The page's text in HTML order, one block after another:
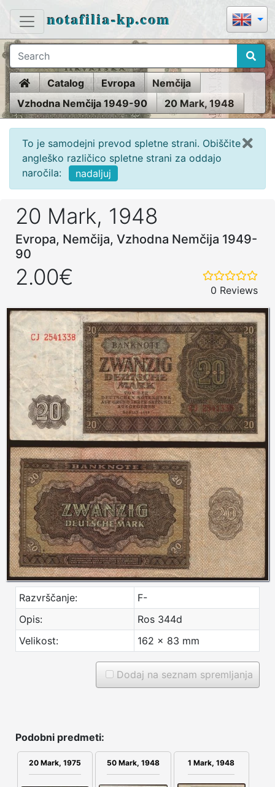
notafilia-kp.com
HomeCatalog Evropa
Nemčija
Vzhodna Nemčija 1949-90
20 Mark, 1948
To je samodejni prevod spletne strani. Obiščite
angleško različico spletne strani za oddajo
naročila:
nadaljuj
20 Mark, 1948
Evropa, Nemčija, Vzhodna Nemčija 1949-
90
2.00€
0 Reviews
Razvrščanje:
F-
Opis:
Ros 344d
Velikost:
162 x 83 mm
Dodaj na seznam spremljanja
Podobni predmeti:
20 Mark, 1975 50 Mark, 1948 1 Mark, 1948